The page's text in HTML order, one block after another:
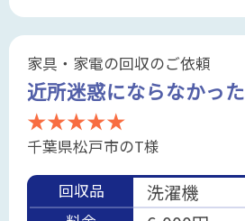
家具・家電の回収のご依頼
近所迷惑にならなかった
★★★★★
千葉県松戸市のT様
回収品 洗濯機